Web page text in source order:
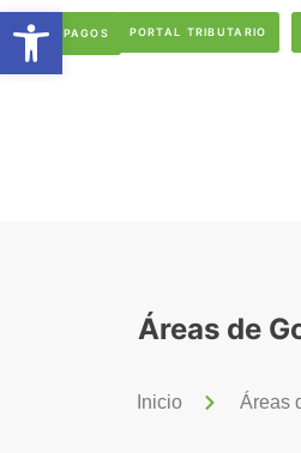
PAGOS PORTAL TRIBUTARIO
Áreas de
Inicio Áreas
Abrir barra de herramientas